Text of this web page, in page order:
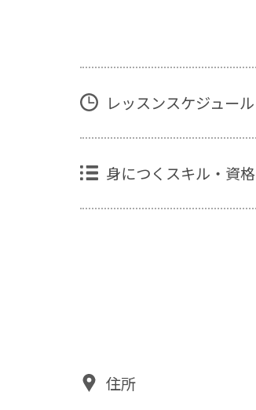
レッスンスケジュール
身につくスキル・資格
住所